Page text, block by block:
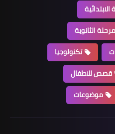
الثانوية
تكنولوجيا
قصص للاطفال
موضوعات